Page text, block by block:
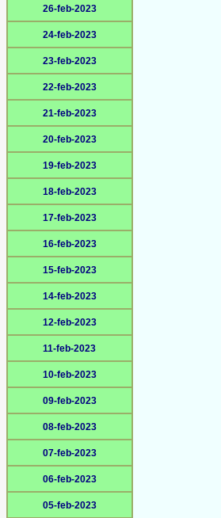
26-feb-2023
24-feb-2023
23-feb-2023
22-feb-2023
21-feb-2023
20-feb-2023
19-feb-2023
18-feb-2023
17-feb-2023
16-feb-2023
15-feb-2023
14-feb-2023
12-feb-2023
11-feb-2023
10-feb-2023
09-feb-2023
08-feb-2023
07-feb-2023
06-feb-2023
05-feb-2023